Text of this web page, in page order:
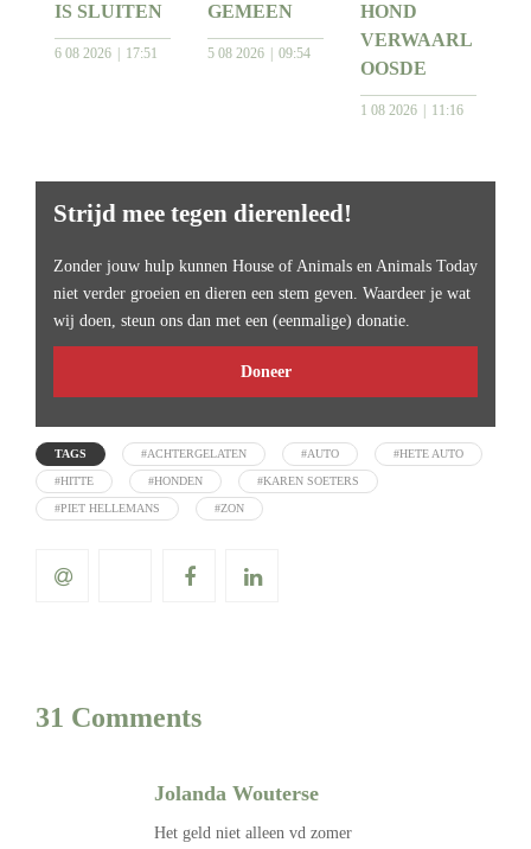
IS SLUITEN
6 08 2026 17:51
GEMEEN
5 08 2026 09:54
HOND
VERWAARL
OOSDE
1 08 2026 11:16
Strijd mee tegen dierenleed!
Zonder jouw hulp kunnen House of Animals en Animals Today
niet verder groeien en dieren een stem geven. Waardeer je wat
wij doen, steun ons dan met een (eenmalige) donatie.
Doneer
TAGS #ACHTERGELATEN #AUTO #HETE AUTO
#HITTE #HONDEN #KAREN SOETERS
#PIET HELLEMANS #ZON
31 Comments
Jolanda Wouterse
Het geld niet alleen vd zomer